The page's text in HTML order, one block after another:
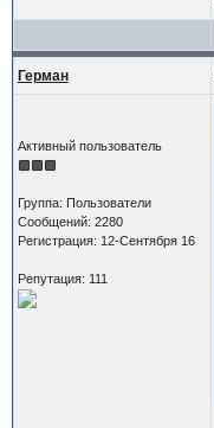
Герман
Активный пользователь
Группа: Пользователи
Сообщений: 2280
Регистрация: 12-Сентября 16
Репутация: 111